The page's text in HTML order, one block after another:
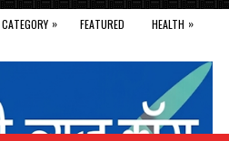
» FEATURED HEALTH »